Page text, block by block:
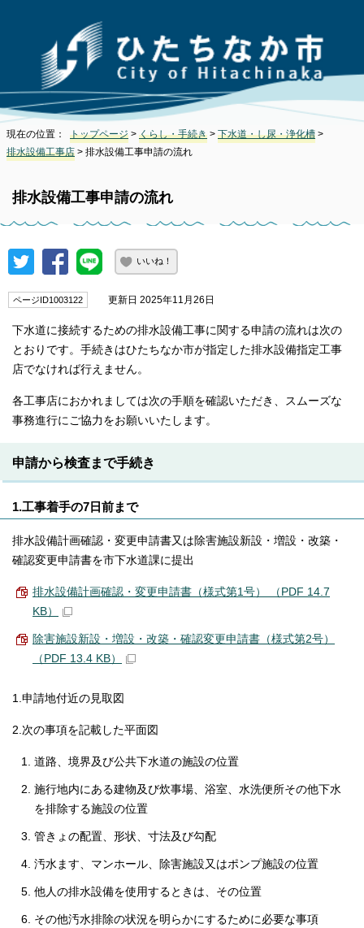
現在の位置： トップページ > くらし・手続き > 下水道・し尿・浄化槽 >
排水設備工事店 > 排水設備工事申請の流れ
排水設備工事申請の流れ
いいね！
ページID1003122 更新日 2025年11月26日
下水道に接続するための排水設備工事に関する申請の流れは次の
とおりです。手続きはひたちなか市が指定した排水設備指定工事
店でなければ行えません。
各工事店におかれましては次の手順を確認いただき、スムーズな
事務進行にご協力をお願いいたします。
申請から検査まで手続き
1.工事着手の7日前まで
排水設備計画確認・変更申請書又は除害施設新設・増設・改築・
確認変更申請書を市下水道課に提出
排水設備計画確認・変更申請書（様式第1号） （PDF 14.7
KB）
除害施設新設・増設・改築・確認変更申請書（様式第2号）
（PDF 13.4 KB）
1.申請地付近の見取図
2.次の事項を記載した平面図
道路、境界及び公共下水道の施設の位置
施行地内にある建物及び炊事場、浴室、水洗便所その他下水
を排除する施設の位置
管きょの配置、形状、寸法及び勾配
汚水ます、マンホール、除害施設又はポンプ施設の位置
他人の排水設備を使用するときは、その位置
その他汚水排除の状況を明らかにするために必要な事項